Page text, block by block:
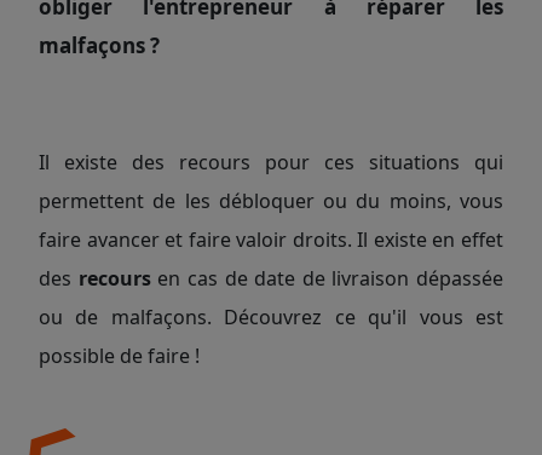
obliger l'entrepreneur à réparer les
malfaçons ?
Il existe des recours pour ces situations qui
permettent de les débloquer ou du moins, vous
faire avancer et faire valoir droits. Il existe en effet
des recoursen cas de date de livraison dépassée
ou de malfaçons. Découvrez ce qu'il vous est
possible de faire !